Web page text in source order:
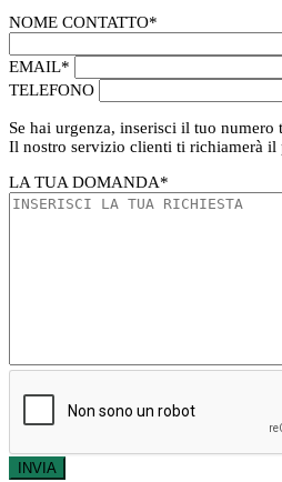
NOME CONTATTO*
EMAIL*
TELEFONO
Se hai urgenza, inserisci il tuo numero
Il nostro servizio clienti ti richiamerà il
LA TUA DOMANDA*